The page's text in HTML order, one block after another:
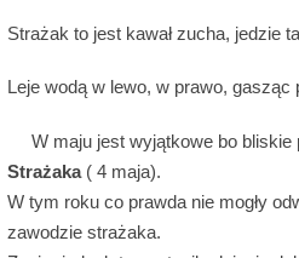
Strażak to jest kawał zucha, jedzie
Leje wodą w lewo, w prawo, gasząc
W maju jest wyjątkowe bo bliskie
Strażaka( 4 maja).
W tym roku co prawda nie mogły
zawodzie strażaka.